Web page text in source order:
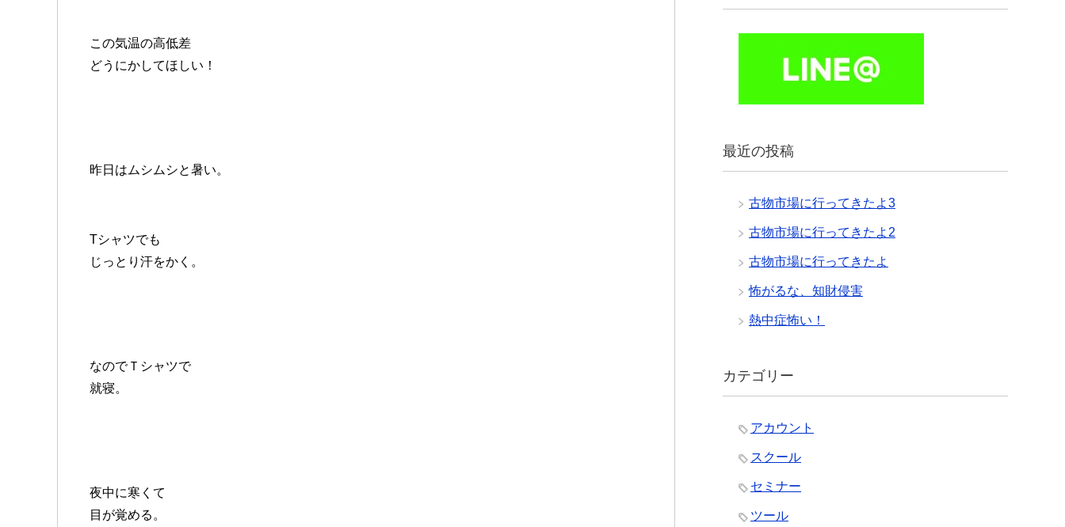
この気温の高低差
どうにかしてほしい！
昨日はムシムシと暑い。
Tシャツでも
じっとり汗をかく。
なのでＴシャツで
就寝。
夜中に寒くて
目が覚める。
最近の投稿
古物市場に行ってきたよ3
古物市場に行ってきたよ2
古物市場に行ってきたよ
怖がるな、知財侵害
熱中症怖い！
カテゴリー
アカウント
スクール
セミナー
ツール